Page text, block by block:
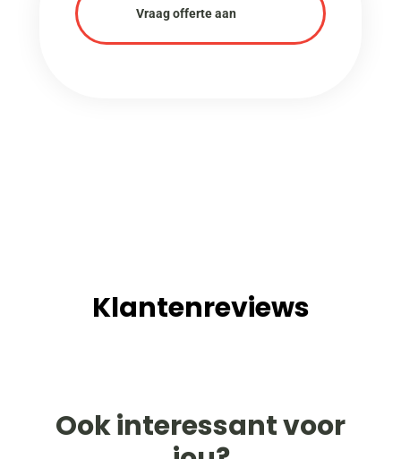
Vraag offerte aan
Klantenreviews
Ook interessant voor